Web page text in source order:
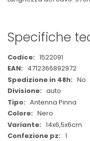
Specifiche
Maggiori
Informazioni
1522091
4712366892972
No
auto
Antenna Pinna
Nero
14x6,5x6cm
1